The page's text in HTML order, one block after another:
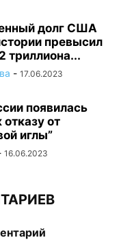
долг США
превысил
триллиона...
- 17.06.2023
появилась
отказу от
иглы”
16.06.2023